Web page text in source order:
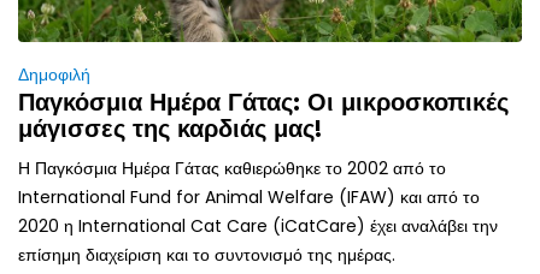
Δημοφιλή
Παγκόσμια Ημέρα Γάτας: Οι μικροσκοπικές
μάγισσες της καρδιάς μας!
Η Παγκόσμια Ημέρα Γάτας καθιερώθηκε το 2002 από το
International Fund for Animal Welfare (IFAW) και από το
2020 η International Cat Care (iCatCare) έχει αναλάβει την
επίσημη διαχείριση και το συντονισμό της ημέρας.